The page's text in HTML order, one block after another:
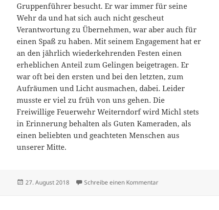
Gruppenführer besucht. Er war immer für seine
Wehr da und hat sich auch nicht gescheut
Verantwortung zu Übernehmen, war aber auch für
einen Spaß zu haben. Mit seinem Engagement hat er
an den jährlich wiederkehrenden Festen einen
erheblichen Anteil zum Gelingen beigetragen. Er
war oft bei den ersten und bei den letzten, zum
Aufräumen und Licht ausmachen, dabei. Leider
musste er viel zu früh von uns gehen. Die
Freiwillige Feuerwehr Weiterndorf wird Michl stets
in Erinnerung behalten als Guten Kameraden, als
einen beliebten und geachteten Menschen aus
unserer Mitte.
Veröffentlicht
27. August 2018 Schreibe einen Kommentarzu Nachruf Michael